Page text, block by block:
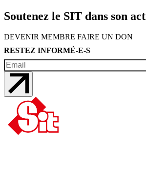
Soutenez le SIT dans son
DEVENIR MEMBRE FAIRE UN DON
RESTEZ INFORMÉ-E-S